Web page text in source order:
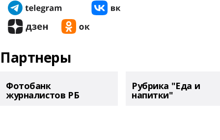
Партнеры
Фотобанк
журналистов РБ
Рубрика "Еда и
напитки"